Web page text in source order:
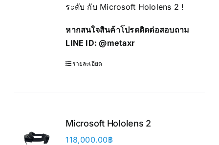
ระดับ กับ Microsoft Hololens 2 !
หากสนใจสินค้าโปรดติดต่อสอบถาม
LINE ID:@metaxr
รายละเอียด
Microsoft Hololens 2
118,000.00฿